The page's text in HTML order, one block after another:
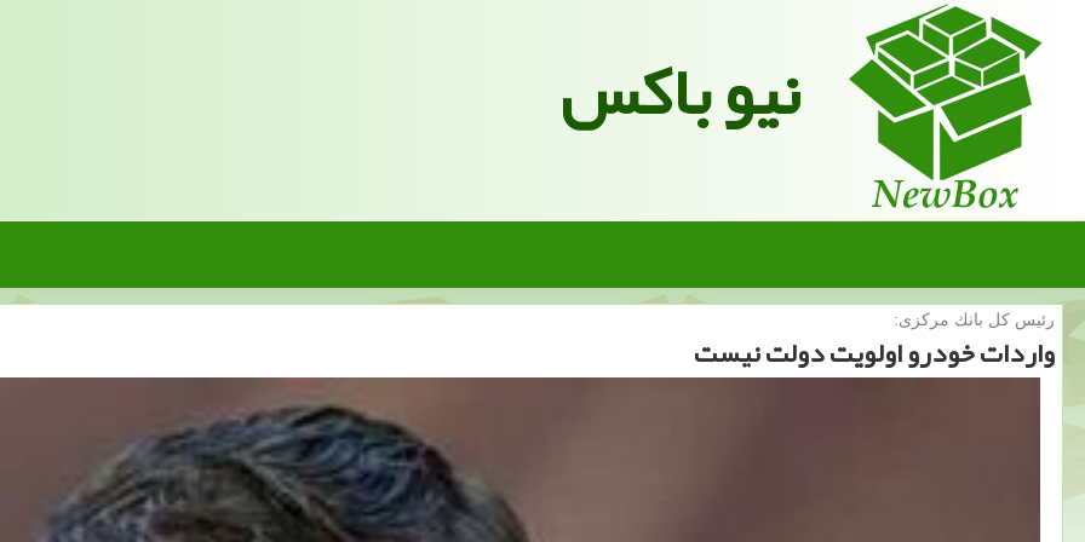
نیو باکس
رئیس كل بانك مركزی:
واردات خودرو اولویت دولت نیست